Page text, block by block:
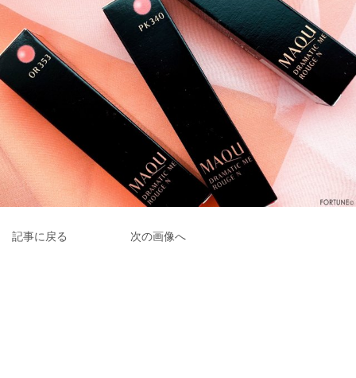
記事に戻る 次の画像へ